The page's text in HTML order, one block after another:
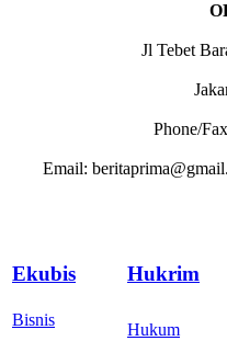
Jl Tebet
Phone/
Email:
Ekubis Hukrim
Bisnis
Hukum